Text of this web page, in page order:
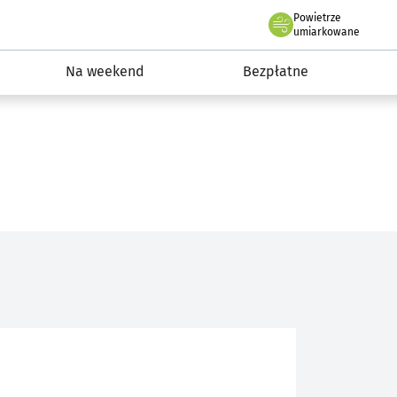
Powietrze
we Wrocławiu
umiarkowane
Na weekend Bezpłatne